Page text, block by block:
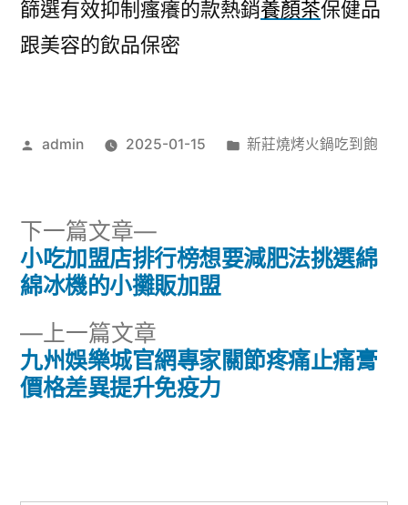
篩選有效抑制瘙癢的款熱銷養顏茶保健品
跟美容的飲品保密
作
admin 2025-01-15
分
新莊燒烤火鍋吃到飽
文
導
覽
上一篇文章
一
篇
九州娛樂城官網專家關節疼痛止痛膏
價格差異提升免疫力
下一篇文章
下
一
篇
小吃加盟店排行榜想要減肥法挑選綿
綿冰機的小攤販加盟